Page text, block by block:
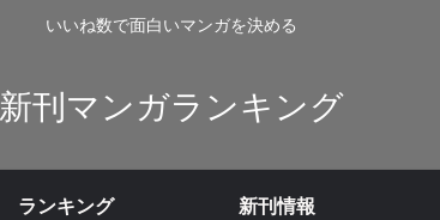
いいね数で面白いマンガを決める
新刊マンガランキング
ランキング 新刊情報